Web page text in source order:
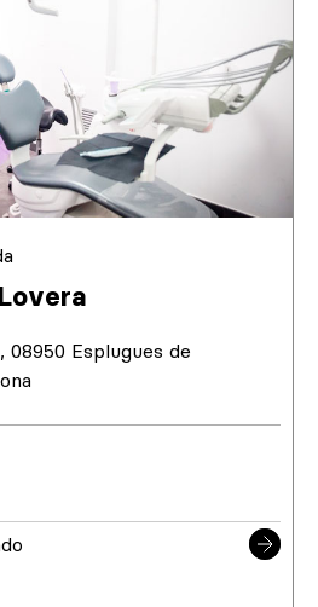
08950 Esplugues de